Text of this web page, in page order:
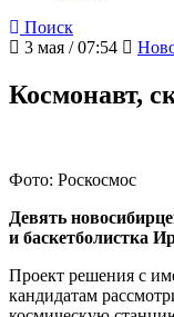
Поиск
3 мая / 07:54
Космонавт,
Фото: Роскосмос
Девять
и баскетболистка
Проект решения с
кандидатам